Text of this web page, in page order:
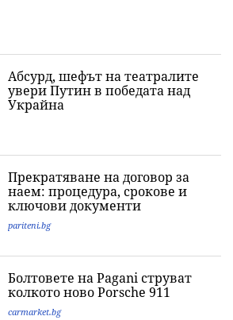
Абсурд, шефът на театралите
увери Путин в победата над
Украйна
Прекратяване на договор за
наем: процедура, срокове и
ключови документи
pariteni.bg
Болтовете на Pagani струват
колкото ново Porsche 911
carmarket.bg